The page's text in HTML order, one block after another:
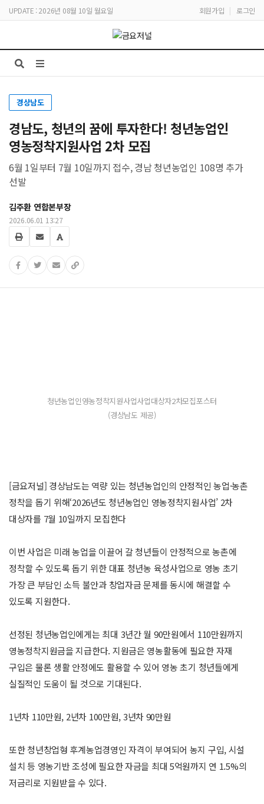
UPDATE : 2026년 08월 10일 월요일 회원가입 | 로그인
경상남도
경남도, 청년의 꿈에 투자한다! 청년농업인
영농정착지원사업 2차 모집
6월 1일부터 7월 10일까지 접수, 경남 청년농업인 108명 추가
선발
김주환 연합본부장
2026.06.01 13:27
청년농업인영농정착지원사업사업대상자2차모집포스터
(경상남도 제공)
[금요저널] 경상남도는 역량 있는 청년농업인의 안정적인 농업·농촌
정착을 돕기 위해‘2026년도 청년농업인 영농정착지원사업’ 2차
대상자를 7월 10일까지 모집한다
이번 사업은 미래 농업을 이끌어 갈 청년들이 안정적으로 농촌에
정착할 수 있도록 돕기 위한 대표 청년농 육성사업으로 영농 초기
가장 큰 부담인 소득 불안과 창업자금 문제를 동시에 해결할 수
있도록 지원한다.
선정된 청년농업인에게는 최대 3년간 월 90만원에서 110만원까지
영농정착지원금을 지급한다. 지원금은 영농활동에 필요한 자재
구입은 물론 생활 안정에도 활용할 수 있어 영농 초기 청년들에게
실질적인 도움이 될 것으로 기대된다.
1년차 110만원, 2년차 100만원, 3년차 90만원
또한 청년창업형 후계농업경영인 자격이 부여되어 농지 구입, 시설
설치 등 영농기반 조성에 필요한 자금을 최대 5억원까지 연 1.5%의
저금리로 지원받을 수 있다.